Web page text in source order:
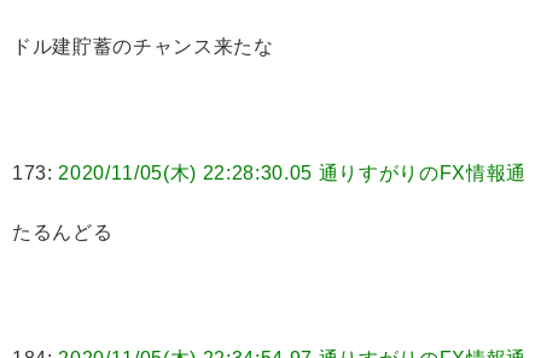
ドル建貯蓄のチャンス来たな
173: 2020/11/05(木) 22:28:30.05 通りすがりのFX情報通
たるんどる